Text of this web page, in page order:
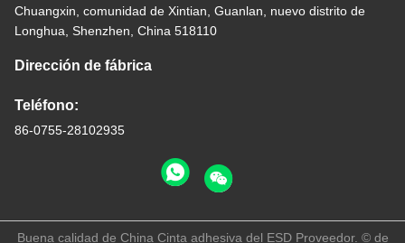
Chuangxin, comunidad de Xintian, Guanlan, nuevo distrito de
Longhua, Shenzhen, China 518110
Dirección de fábrica
Teléfono:
86-0755-28102935
Buena calidad de China Cinta adhesiva del ESD Proveedor. © de